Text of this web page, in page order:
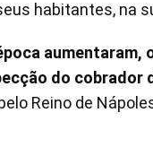
habitantes, na
do cobrador
Reino de